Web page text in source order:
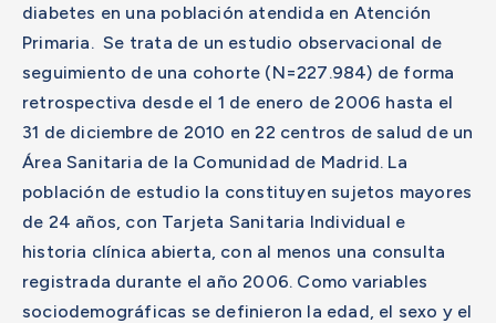
diabetes en una población atendida en Atención
Primaria. Se trata de un estudio observacional de
seguimiento de una cohorte (N=227.984) de forma
retrospectiva desde el 1 de enero de 2006 hasta el
31 de diciembre de 2010 en 22 centros de salud de un
Área Sanitaria de la Comunidad de Madrid. La
población de estudio la constituyen sujetos mayores
de 24 años, con Tarjeta Sanitaria Individual e
historia clínica abierta, con al menos una consulta
registrada durante el año 2006. Como variables
sociodemográficas se definieron la edad, el sexo y el